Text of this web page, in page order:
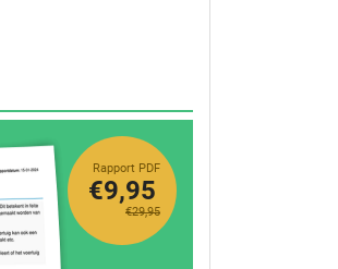
Rapport PDF
€29,95
€9,95